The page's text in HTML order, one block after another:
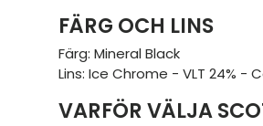
FÄRG OCH LINS
Färg: Mineral Black
Lins: Ice Chrome - VLT 24% -
VARFÖR VÄLJA